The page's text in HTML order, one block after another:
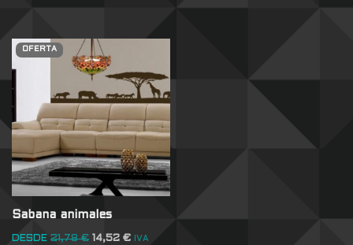
OFERTA
Sabana animales
DESDE 21,78€ 14,52 € IVA